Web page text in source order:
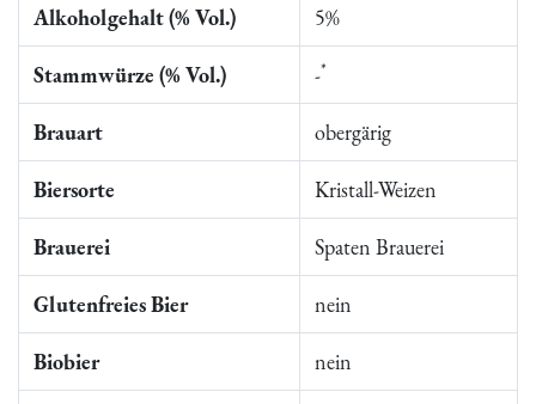
Alkoholgehalt (% Vol.) 5%
Stammwürze (% Vol.) -*
Brauart obergärig
Biersorte Kristall-Weizen
Brauerei Spaten Brauerei
Glutenfreies Bier nein
Biobier nein